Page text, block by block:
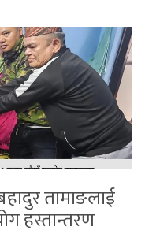
तामाङलाई
हस्तान्तरण